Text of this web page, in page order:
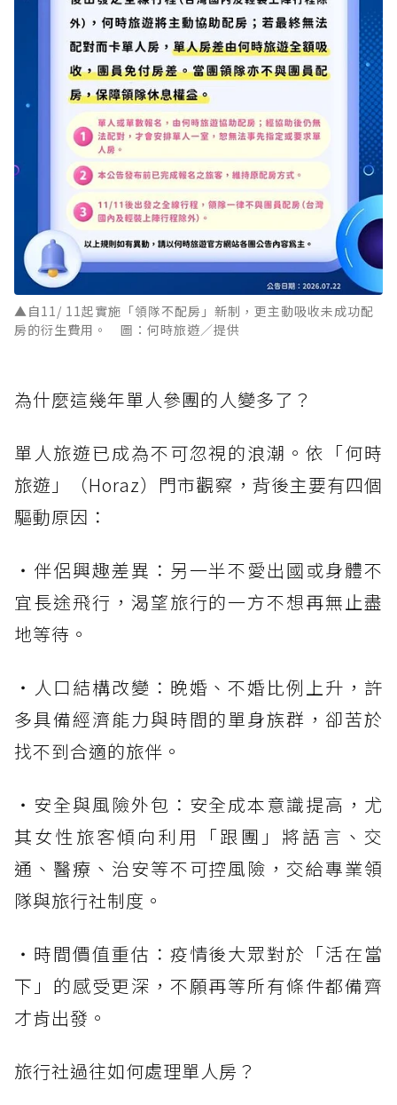
▲自11/ 11起實施「領隊不配房」新制，更主動吸收未成功配
房的衍生費用。 圖：何時旅遊／提供
為什麼這幾年單人參團的人變多了？
單人旅遊已成為不可忽視的浪潮。依「何時
旅遊」（Horaz）門市觀察，背後主要有四個
驅動原因：
・伴侶興趣差異：另一半不愛出國或身體不
宜長途飛行，渴望旅行的一方不想再無止盡
地等待。
・人口結構改變：晚婚、不婚比例上升，許
多具備經濟能力與時間的單身族群，卻苦於
找不到合適的旅伴。
・安全與風險外包：安全成本意識提高，尤
其女性旅客傾向利用「跟團」將語言、交
通、醫療、治安等不可控風險，交給專業領
隊與旅行社制度。
・時間價值重估：疫情後大眾對於「活在當
下」的感受更深，不願再等所有條件都備齊
才肯出發。
旅行社過往如何處理單人房？